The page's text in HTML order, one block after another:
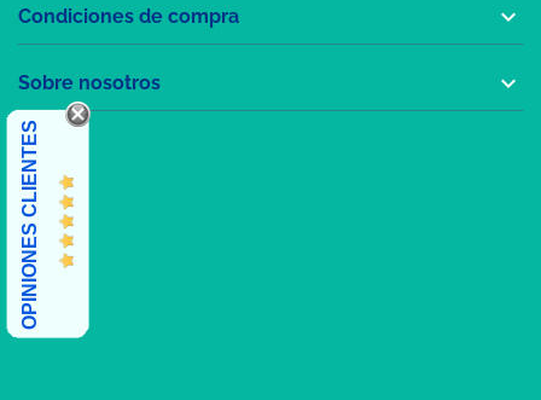
Condiciones de compra 
Sobre nosotros 
OPINIONES CLIENTES